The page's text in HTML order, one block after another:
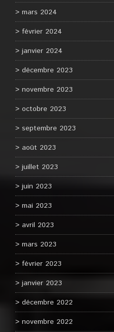
mars 2024
février 2024
janvier 2024
décembre 2023
novembre 2023
octobre 2023
septembre 2023
août 2023
juillet 2023
juin 2023
mai 2023
avril 2023
mars 2023
février 2023
janvier 2023
décembre 2022
novembre 2022